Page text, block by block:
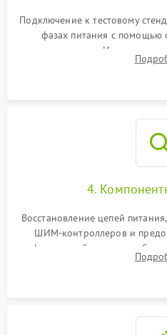
Подключение к тестовому
фазах питания с помощью
инициализации.
4.
Восстановление цепей
ШИМ-контроллеров и
инфракрасной станции
чипа и дефектной